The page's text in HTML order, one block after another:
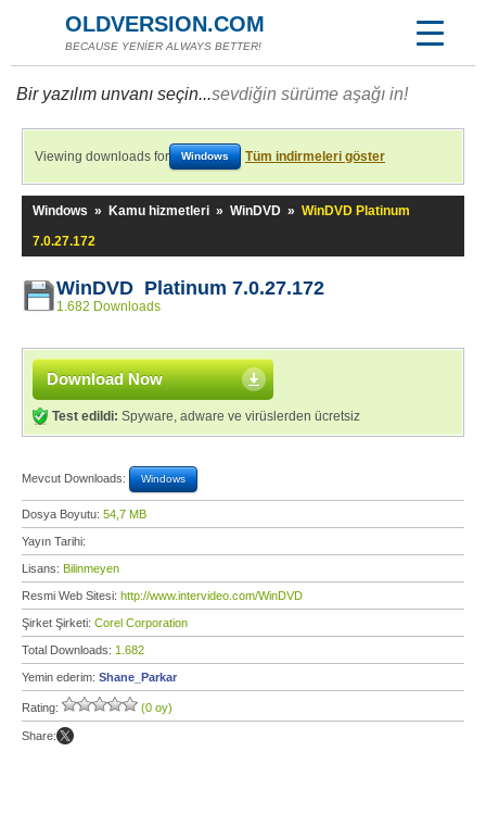
OLDVERSION.COM
BECAUSE YENİER ALWAYS BETTER!
Bir yazılım unvanı seçin...sevdiğin sürüme aşağı in!
Viewing downloads for Windows Tüm indirmeleri göster
Windows » Kamu hizmetleri » WinDVD » WinDVD Platinum
7.0.27.172
WinDVD Platinum 7.0.27.172
1.682 Downloads
Download Now
Test edildi: Spyware, adware ve virüslerden ücretsiz
Mevcut Downloads: Windows
Dosya Boyutu: 54,7 MB
Yayın Tarihi:
Lisans: Bilinmeyen
Resmi Web Sitesi: http://www.intervideo.com/WinDVD
Şirket Şirketi: Corel Corporation
Total Downloads: 1.682
Yemin ederim: Shane_Parkar
Rating: (0 oy)
Share: